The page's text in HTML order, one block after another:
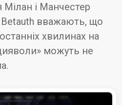
і Манчестер
вважають, що
хвилинах на
можуть не